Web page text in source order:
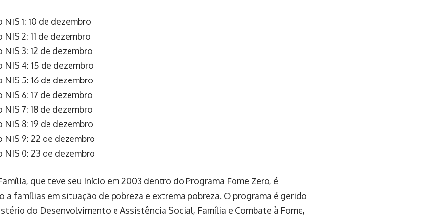
NIS 1: 10 de dezembro
NIS 2: 11 de dezembro
NIS 3: 12 de dezembro
NIS 4: 15 de dezembro
NIS 5: 16 de dezembro
NIS 6: 17 de dezembro
NIS 7: 18 de dezembro
NIS 8: 19 de dezembro
NIS 9: 22 de dezembro
NIS 0: 23 de dezembro
que teve seu início em 2003 dentro do Programa Fome Zero, é
a famílias em situação de pobreza e extrema pobreza. O programa é gerido
do Desenvolvimento e Assistência Social, Família e Combate à Fome,